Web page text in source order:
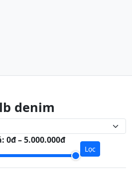
denim
0đ – 5.000.000đ
Lọc